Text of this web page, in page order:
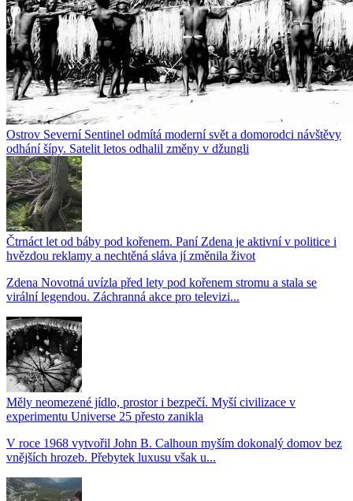
Ostrov Severní Sentinel odmítá moderní svět a domorodci návštěvy
odhání šípy. Satelit letos odhalil změny v džungli
Čtrnáct let od báby pod kořenem. Paní Zdena je aktivní v politice i
hvězdou reklamy a nechtěná sláva jí změnila život
Zdena Novotná uvízla před lety pod kořenem stromu a stala se
virální legendou. Záchranná akce pro televizi...
Měly neomezené jídlo, prostor i bezpečí. Myší civilizace v
experimentu Universe 25 přesto zanikla
V roce 1968 vytvořil John B. Calhoun myším dokonalý domov bez
vnějších hrozeb. Přebytek luxusu však u...